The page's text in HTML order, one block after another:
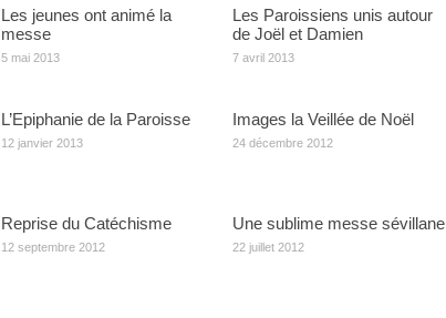
Les jeunes ont animé la
messe
5 mai 2013
Les Paroissiens unis autour
de Joël et Damien
7 avril 2013
L’Epiphanie de la Paroisse
12 janvier 2013
Images la Veillée de Noël
24 décembre 2012
Reprise du Catéchisme
12 septembre 2012
Une sublime messe sévillane
22 juillet 2012